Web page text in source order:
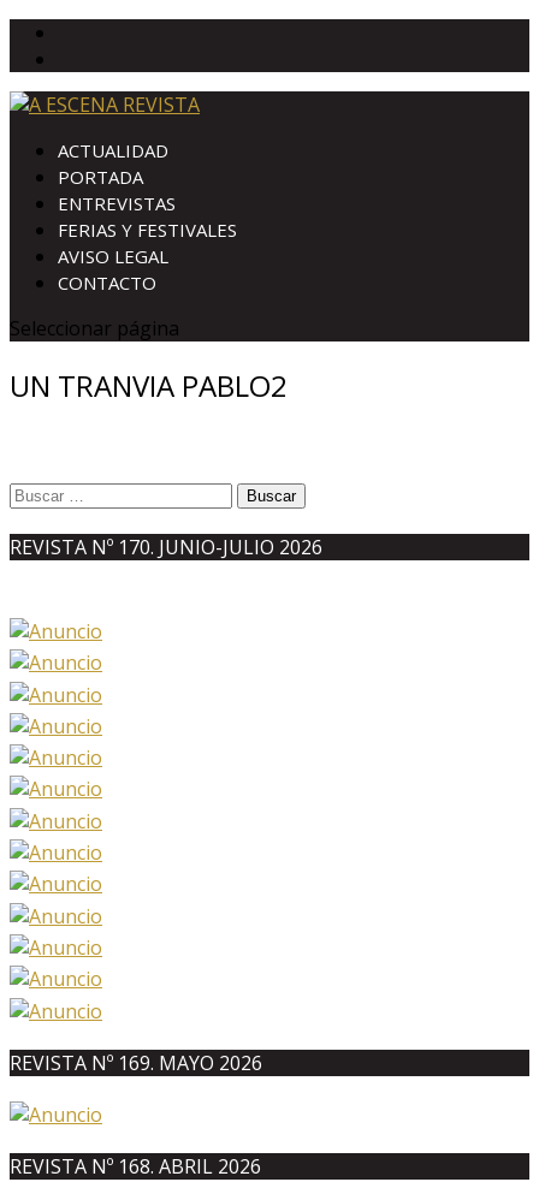
ACTUALIDAD
PORTADA
ENTREVISTAS
FERIAS Y FESTIVALES
AVISO LEGAL
CONTACTO
Seleccionar página
UN TRANVIA PABLO2
Buscar:
REVISTA Nº 170. JUNIO-JULIO 2026
REVISTA Nº 169. MAYO 2026
REVISTA Nº 168. ABRIL 2026